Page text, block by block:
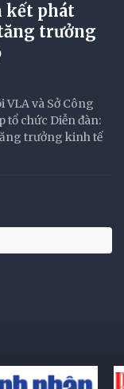
kết phát
trưởng
VLA và Sở Công
tổ chức Diễn đàn:
trưởng kinh tế